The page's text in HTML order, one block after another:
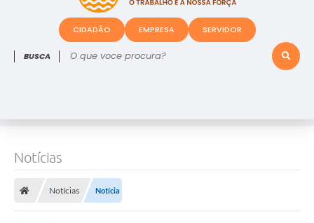
O que voce procura?
CIDADÃO EMPRESA SERVIDOR
Notícias
Notícias Notícia